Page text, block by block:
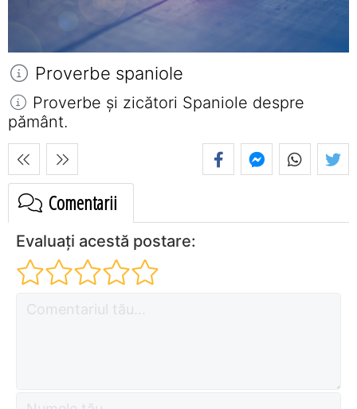
Proverbe spaniole
Proverbe și zicători Spaniole despre
pământ.
Comentarii
Evaluați acestă postare: